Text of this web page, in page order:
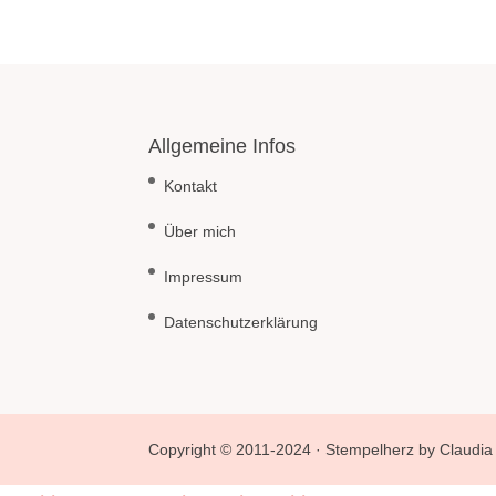
Allgemeine Infos
Kontakt
Über mich
Impressum
Datenschutzerklärung
Copyright © 2011-2024 · Stempelherz by